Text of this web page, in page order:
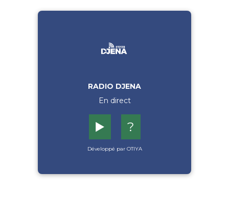
RADIO DJENA
En direct
▶️ ?
Développé par OTIYA